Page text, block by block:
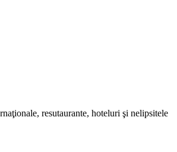
resutaurante, hoteluri şi nelipsitele